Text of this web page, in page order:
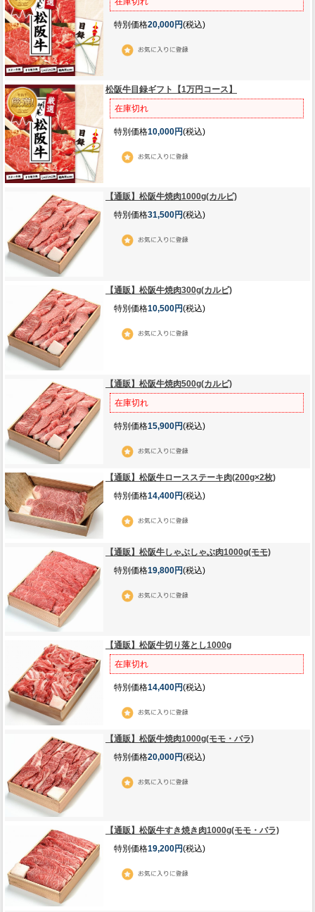
特別価格20,000円(税込)
松阪牛目録ギフト【1万円コース】
在庫切れ
特別価格10,000円(税込)
【通販】松阪牛焼肉1000g(カルビ)
特別価格31,500円(税込)
【通販】松阪牛焼肉300g(カルビ)
特別価格10,500円(税込)
【通販】松阪牛焼肉500g(カルビ)
在庫切れ
特別価格15,900円(税込)
【通販】松阪牛ロースステーキ肉(200g×2枚)
特別価格14,400円(税込)
【通販】松阪牛しゃぶしゃぶ肉1000g(モモ)
特別価格19,800円(税込)
【通販】松阪牛切り落とし1000g
在庫切れ
特別価格14,400円(税込)
【通販】松阪牛焼肉1000g(モモ・バラ)
特別価格20,000円(税込)
【通販】松阪牛すき焼き肉1000g(モモ・バラ)
特別価格19,200円(税込)